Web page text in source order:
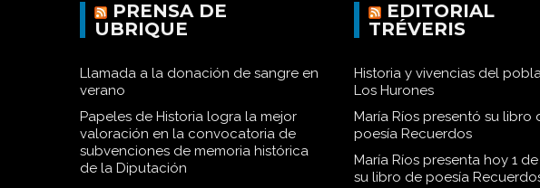
PRENSA DE
UBRIQUE
Llamada a la donación de sangre en
verano
Papeles de Historia logra la mejor
valoración en la convocatoria de
subvenciones de memoria histórica
de la Diputación
EDITORIAL
TRÉVERIS
Historia y vivencias del
Los Hurones
María Ríos presentó su libro
poesía Recuerdos
María Ríos presenta hoy 1
su libro de poesía